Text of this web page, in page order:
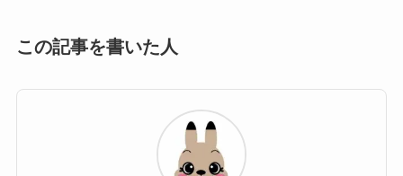
この記事を書いた人